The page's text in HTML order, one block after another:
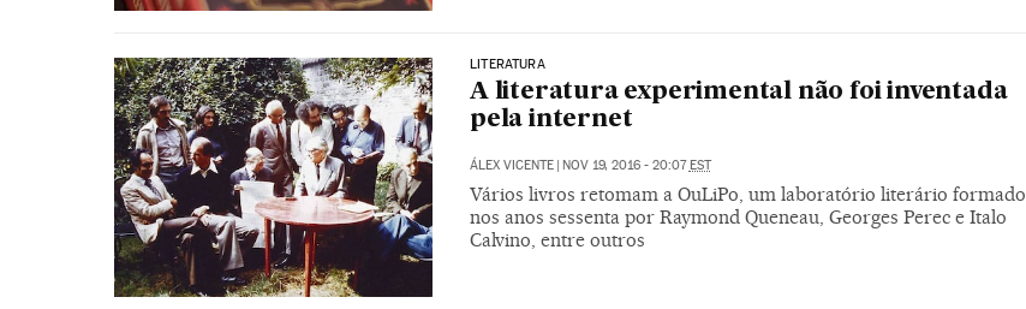
LITERATURA
A literatura experimental não foi inventada
pela internet
ÁLEX VICENTE | NOV 19, 2016 - 20:07EST
Vários livros retomam a OuLiPo, um laboratório literário formado
nos anos sessenta por Raymond Queneau, Georges Perec e Italo
Calvino, entre outros